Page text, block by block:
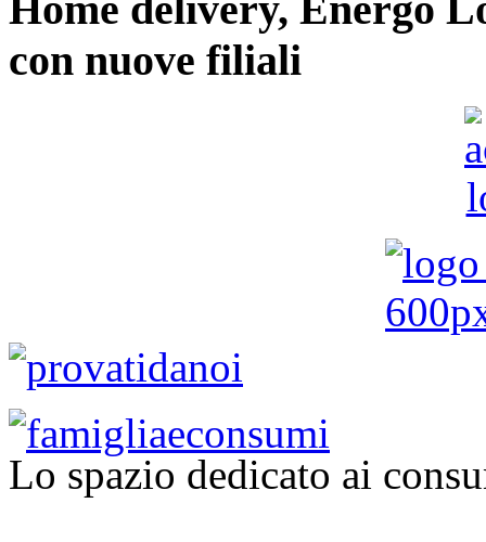
con nuove filiali
Lo spazio dedicato ai